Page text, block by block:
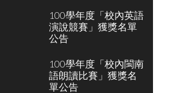
100學年度「校內英語
演說競賽」獲獎名單
公告
100學年度「校內閩南
語朗讀比賽」獲獎名
單公告